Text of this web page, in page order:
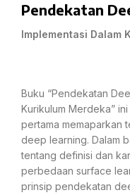
Pendekatan
Implementasi Dalam
Buku “Pendekatan
Kurikulum Merdeka”
pertama memaparkan
deep learning. Dalam
tentang definisi dan
perbedaan surface
prinsip pendekatan